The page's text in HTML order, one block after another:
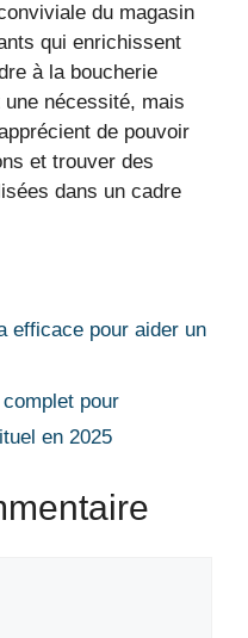
du magasin
qui enrichissent
à la boucherie
nécessité, mais
de pouvoir
et trouver des
dans un cadre
efficace pour aider un
pour
en 2025